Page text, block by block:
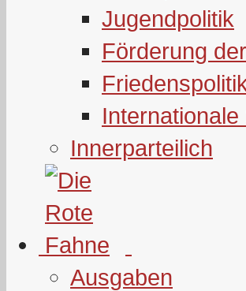
Jugendpolitik
Förderung
Innerparteilich
Ausgaben